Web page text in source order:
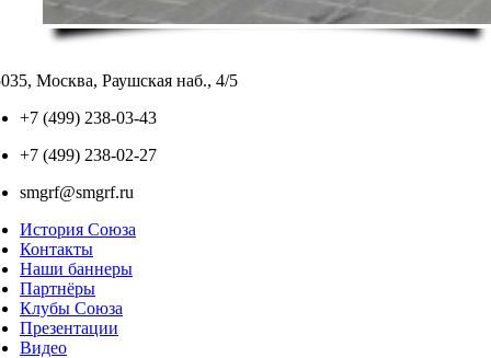
Москва, Раушская наб., 4/5
+7 (499) 238-03-43
+7 (499) 238-02-27
smgrf@smgrf.ru
История Союза
Контакты
Наши баннеры
Партнёры
Клубы Союза
Презентации
Видео